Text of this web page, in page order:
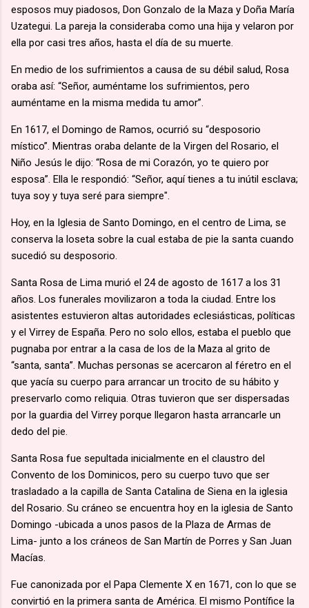
esposos muy piadosos, Don Gonzalo de la Maza y Doña María
Uzategui. La pareja la consideraba como una hija y velaron por
ella por casi tres años, hasta el día de su muerte.
En medio de los sufrimientos a causa de su débil salud, Rosa
oraba así: “Señor, auméntame los sufrimientos, pero
auméntame en la misma medida tu amor”.
En 1617, el Domingo de Ramos, ocurrió su “desposorio
místico”. Mientras oraba delante de la Virgen del Rosario, el
Niño Jesús le dijo: “Rosa de mi Corazón, yo te quiero por
esposa”. Ella le respondió: “Señor, aquí tienes a tu inútil esclava;
tuya soy y tuya seré para siempre".
Hoy, en la Iglesia de Santo Domingo, en el centro de Lima, se
conserva la loseta sobre la cual estaba de pie la santa cuando
sucedió su desposorio.
Santa Rosa de Lima murió el 24 de agosto de 1617 a los 31
años. Los funerales movilizaron a toda la ciudad. Entre los
asistentes estuvieron altas autoridades eclesiásticas, políticas
y el Virrey de España. Pero no solo ellos, estaba el pueblo que
pugnaba por entrar a la casa de los de la Maza al grito de
“santa, santa”. Muchas personas se acercaron al féretro en el
que yacía su cuerpo para arrancar un trocito de su hábito y
preservarlo como reliquia. Otras tuvieron que ser dispersadas
por la guardia del Virrey porque llegaron hasta arrancarle un
dedo del pie.
Santa Rosa fue sepultada inicialmente en el claustro del
Convento de los Dominicos, pero su cuerpo tuvo que ser
trasladado a la capilla de Santa Catalina de Siena en la iglesia
del Rosario. Su cráneo se encuentra hoy en la iglesia de Santo
Domingo -ubicada a unos pasos de la Plaza de Armas de
Lima- junto a los cráneos de San Martín de Porres y San Juan
Macías.
Fue canonizada por el Papa Clemente X en 1671, con lo que se
convirtió en la primera santa de América. El mismo Pontífice la